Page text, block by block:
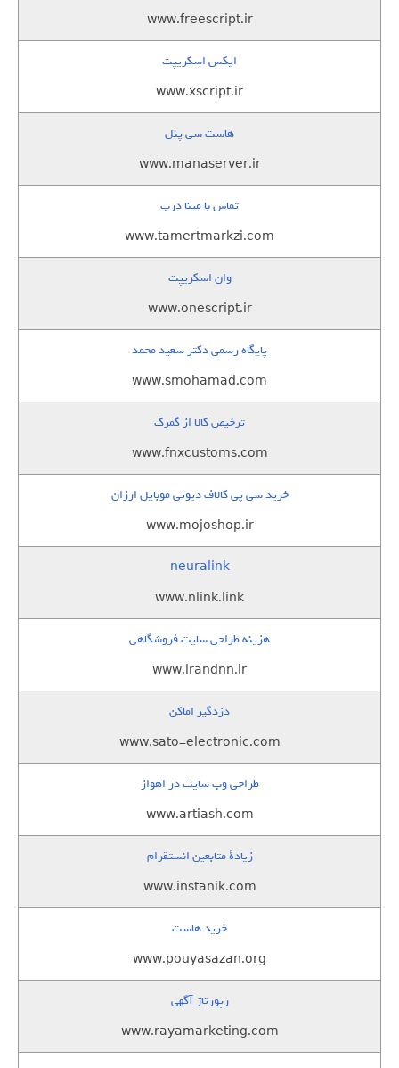
www.freescript.ir
ایکس اسکریپت
www.xscript.ir
هاست سی پنل
www.manaserver.ir
تماس با مینا درب
www.tamertmarkzi.com
وان اسکریپت
www.onescript.ir
پایگاه رسمی دکتر سعید محمد
www.smohamad.com
ترخیص کالا از گمرک
www.fnxcustoms.com
خرید سی پی کالاف دیوتی موبایل ارزان
www.mojoshop.ir
neuralink
www.nlink.link
هزینه طراحی سایت فروشگاهی
www.irandnn.ir
دزدگیر اماکن
www.sato-electronic.com
طراحی وب سایت در اهواز
www.artiash.com
زيادة متابعين انستقرام
www.instanik.com
خرید هاست
www.pouyasazan.org
رپورتاژ آگهی
www.rayamarketing.com